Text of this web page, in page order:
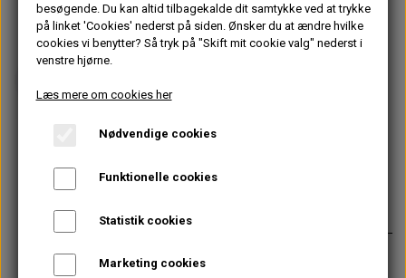
PROJEKTER
TEKNISK DATA
VANDPOLERINGPå lager
Pære til Front
Baklys 21W -
Klar
7,20 kr.
Monteres nederst i baglygter med
besøgende. Du kan altid tilbagekalde dit samtykke ved at trykke
på linket 'Cookies' nederst på siden. Ønsker du at ændre hvilke
cookies vi benytter? Så tryk på "Skift mit cookie valg" nederst i
venstre hjørne.
Læs mere om cookies her
Nødvendige cookies
Funktionelle cookies
Statistik cookies
Marketing cookies